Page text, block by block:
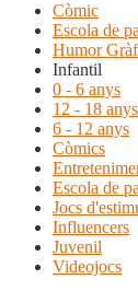
Còmic
Escola de
Humor
Infantil
0 - 6 anys
12 - 18 anys
6 - 12 anys
Còmics
Escola de
Jocs
Influencers
Juvenil
Videojocs